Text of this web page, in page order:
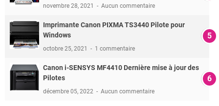
novembre 28, 2021 Aucun commentaire
Imprimante Canon PIXMA TS3440 Pilote pour
Windows
octobre 25, 2021 1 commentaire
Canon i-SENSYS MF4410 Dernière mise à jour des
Pilotes
décembre 05, 2022 Aucun commentaire